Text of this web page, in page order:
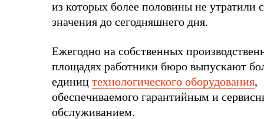
из которых более половины не утратили
значения до сегодняшнего дня.
Ежегодно на собственных
площадях работники бюро выпускают
единиц технологического оборудования,
обеспечиваемого гарантийным и
обслуживанием.